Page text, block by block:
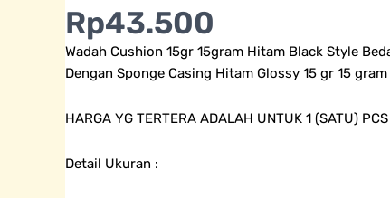
Rp43.500
Wadah Cushion 15gr 15gram Hitam Black Style
Dengan Sponge Casing Hitam Glossy 15 gr 15 gram
HARGA YG TERTERA ADALAH UNTUK 1 (SATU) PCS
Detail Ukuran :